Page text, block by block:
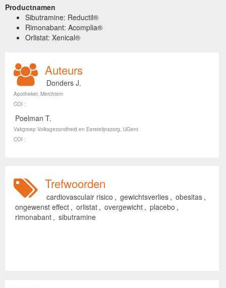
Productnamen
Sibutramine: Reductil®
Rimonabant: Acomplia®
Orlistat: Xenical®
Auteurs
Donders J.
Apotheker, Merchtem
COI :
Poelman T.
Vakgroep Volksgezondheid en Eerstelijnszorg, UGent
COI :
Trefwoorden
cardiovasculair risico , gewichtsverlies , obesitas ,
ongewenst effect , orlistat , overgewicht , placebo ,
rimonabant , sibutramine